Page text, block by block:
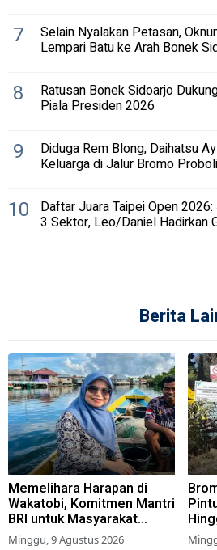
7 Selain Nyalakan Petasan,
Lempari Batu ke Arah Bonek
8 Ratusan Bonek Sidoarjo
Piala Presiden 2026
9 Diduga Rem Blong, Daihatsu
Keluarga di Jalur Bromo
10 Daftar Juara Taipei Open
3 Sektor, Leo/Daniel Hadirkan
Berita
Memelihara Harapan di
Wakatobi, Komitmen Mantri
BRI untuk Masyarakat
Bahari
Minggu, 9 Agustus 2026